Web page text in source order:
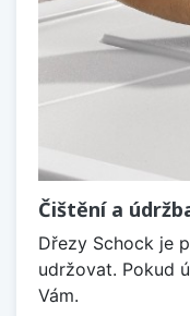
Čištění a
Dřezy Schock je
udržovat. Pokud
Vám.